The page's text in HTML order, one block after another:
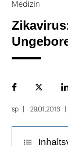
Medizin
FacebookPlattform
sp 29.01.2016